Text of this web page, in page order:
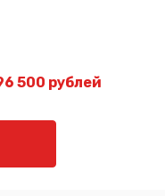
500 рублей